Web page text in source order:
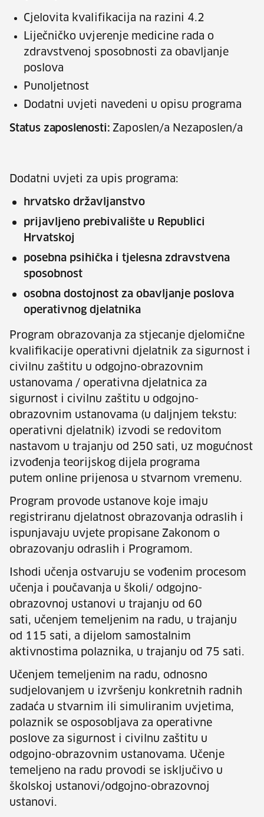
Cjelovita kvalifikacija na razini 4.2
Liječničko uvjerenje medicine rada o
zdravstvenoj sposobnosti za obavljanje
poslova
Punoljetnost
Dodatni uvjeti navedeni u opisu programa
Status zaposlenosti: Zaposlen/a Nezaposlen/a
Dodatni uvjeti za upis programa:
hrvatsko državljanstvo
prijavljeno prebivalište u Republici
Hrvatskoj
posebna psihička i tjelesna zdravstvena
sposobnost
osobna dostojnost za obavljanje poslova
operativnog djelatnika
Program obrazovanja za stjecanje djelomične
kvalifikacije operativni djelatnik za sigurnost i
civilnu zaštitu u odgojno-obrazovnim
ustanovama / operativna djelatnica za
sigurnost i civilnu zaštitu u odgojno-
obrazovnim ustanovama (u daljnjem tekstu:
operativni djelatnik) izvodi se redovitom
nastavom u trajanju od 250 sati, uz mogućnost
izvođenja teorijskog dijela programa
putem online prijenosa u stvarnom vremenu.
Program provode ustanove koje imaju
registriranu djelatnost obrazovanja odraslih i
ispunjavaju uvjete propisane Zakonom o
obrazovanju odraslih i Programom.
Ishodi učenja ostvaruju se vođenim procesom
učenja i poučavanja u školi/ odgojno-
obrazovnoj ustanovi u trajanju od 60
sati, učenjem temeljenim na radu, u trajanju
od 115 sati, a dijelom samostalnim
aktivnostima polaznika, u trajanju od 75 sati.
Učenjem temeljenim na radu, odnosno
sudjelovanjem u izvršenju konkretnih radnih
zadaća u stvarnim ili simuliranim uvjetima,
polaznik se osposobljava za operativne
poslove za sigurnost i civilnu zaštitu u
odgojno-obrazovnim ustanovama. Učenje
temeljeno na radu provodi se isključivo u
školskoj ustanovi/odgojno-obrazovnoj
ustanovi.